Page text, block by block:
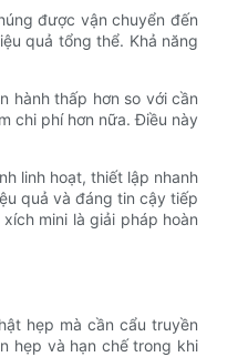
được vận chuyển đến
quả tổng thể. Khả năng
hành thấp hơn so với cần
chi phí hơn nữa. Điều này
linh hoạt, thiết lập nhanh
quả và đáng tin cậy tiếp
mini là giải pháp hoàn
hẹp mà cần cẩu truyền
hẹp và hạn chế trong khi